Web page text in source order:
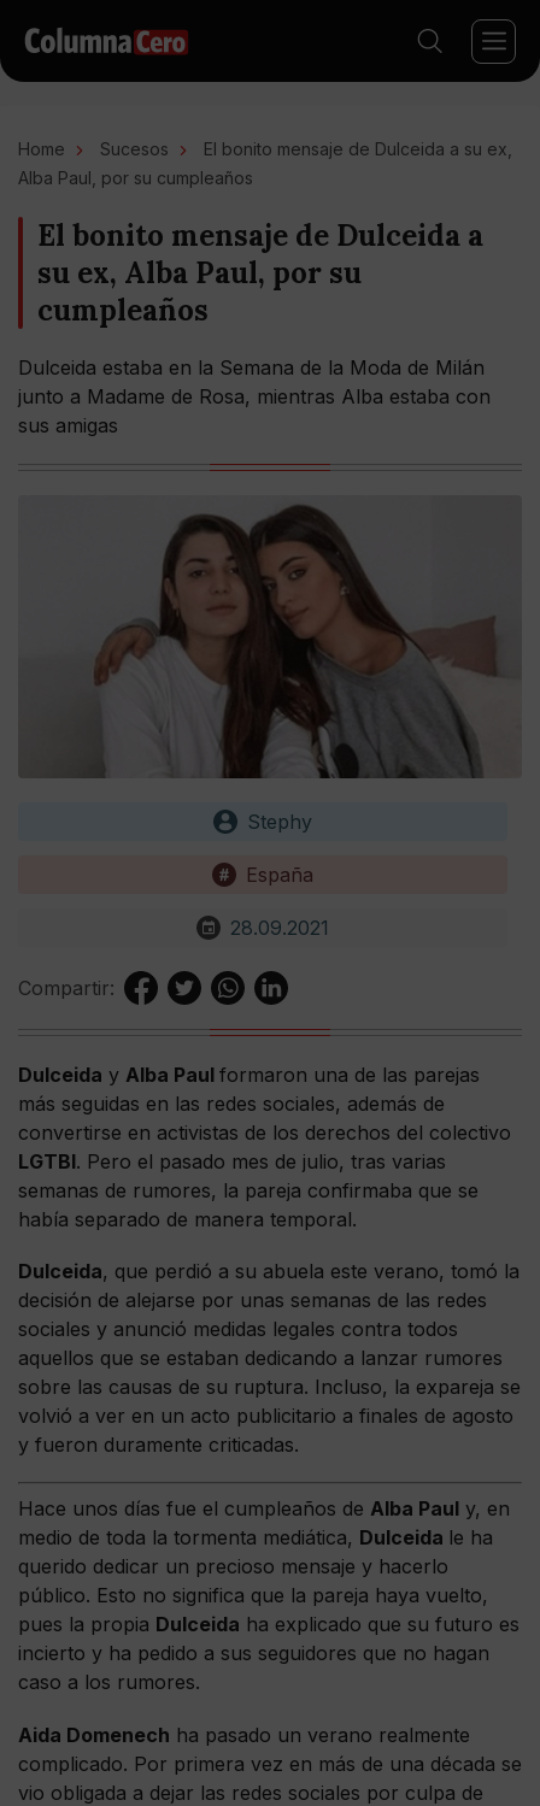
Home Sucesos
El bonito mensaje de Dulceida a su ex,
Alba Paul, por su cumpleaños
El bonito mensaje de Dulceida a
su ex, Alba Paul, por su
cumpleaños
Dulceida estaba en la Semana de la Moda de Milán
junto a Madame de Rosa, mientras Alba estaba con
sus amigas
Stephy
España
28.09.2021
Compartir:
Dulceida y Alba Paul formaron una de las parejas
más seguidas en las redes sociales, además de
convertirse en activistas de los derechos del colectivo
LGTBI. Pero el pasado mes de julio, tras varias
semanas de rumores, la pareja confirmaba que se
había separado de manera temporal.
Dulceida, que perdió a su abuela este verano, tomó la
decisión de alejarse por unas semanas de las redes
sociales y anunció medidas legales contra todos
aquellos que se estaban dedicando a lanzar rumores
sobre las causas de su ruptura. Incluso, la expareja se
volvió a ver en un acto publicitario a finales de agosto
y fueron duramente criticadas.
Hace unos días fue el cumpleaños de Alba Paul y, en
medio de toda la tormenta mediática, Dulceida le ha
querido dedicar un precioso mensaje y hacerlo
público. Esto no significa que la pareja haya vuelto,
pues la propia Dulceida ha explicado que su futuro es
incierto y ha pedido a sus seguidores que no hagan
caso a los rumores.
Aida Domenech ha pasado un verano realmente
complicado. Por primera vez en más de una década se
vio obligada a dejar las redes sociales por culpa de